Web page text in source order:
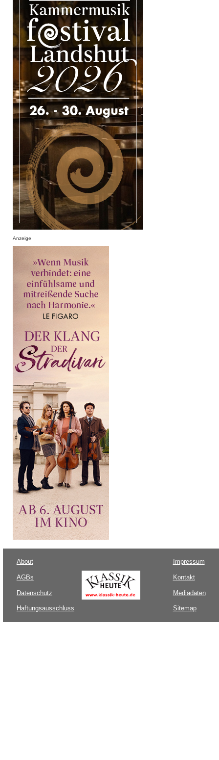
Anzeige
About
AGBs
Datenschutz
Haftungsausschluss
Impressum
Kontakt
Mediadaten
Sitemap